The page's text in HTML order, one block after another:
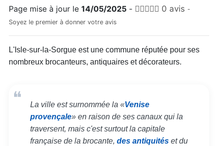
Page mise à jour le 14/05/2025- 0 avis -
Soyez le premier à donner votre avis
L'Isle-sur-la-Sorgue est une commune réputée pour ses
nombreux brocanteurs, antiquaires et décorateurs.
La ville est surnommée la «Venise
provençale» en raison de ses canaux qui la
traversent, mais c'est surtout la capitale
française de la brocante,des antiquités et du